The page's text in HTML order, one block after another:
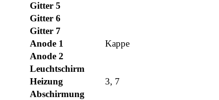
Gitter 5
Gitter 6
Gitter 7
Anode 1
Kappe
Anode 2
Leuchtschirm
Heizung
3, 7
Abschirmung